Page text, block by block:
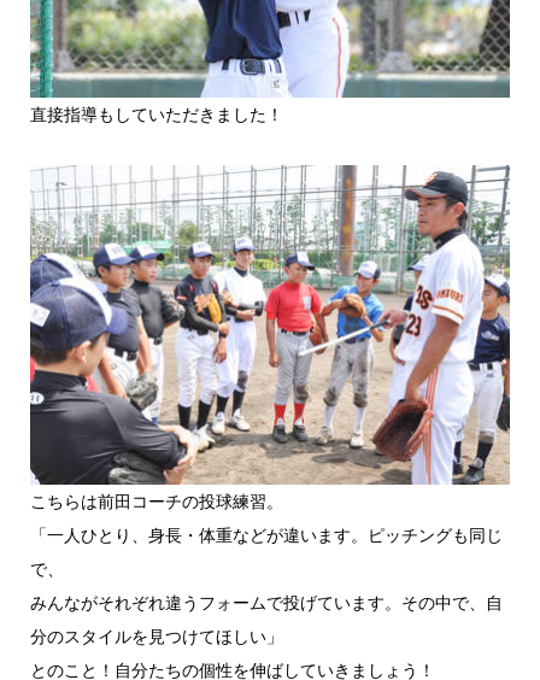
直接指導もしていただきました！
こちらは前田コーチの投球練習。
「一人ひとり、身長・体重などが違います。ピッチングも同じ
で、
みんながそれぞれ違うフォームで投げています。その中で、自
分のスタイルを見つけてほしい」
とのこと！自分たちの個性を伸ばしていきましょう！